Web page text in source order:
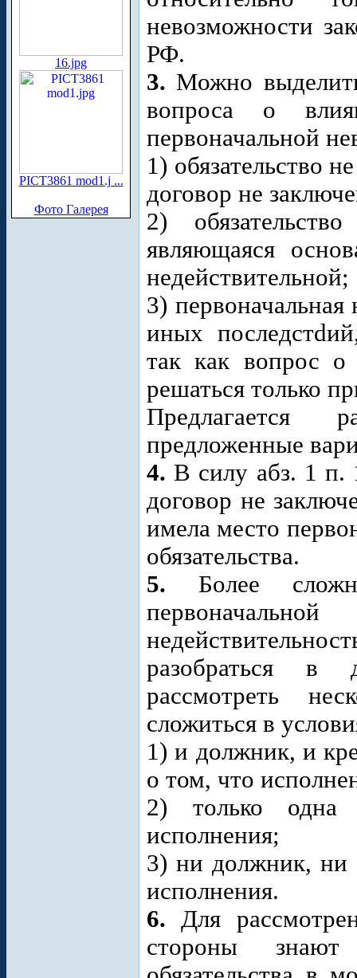
16.jpg
PICT3861 mod1.j ...
Фото Галерея
невозможности
РФ.
3. Можно
вопроса о
первоначальной
1) обязательство
договор не
2)
являющаяся
недействительной;
3)
иных
так как вопрос о
решаться только
Предлагается
предложенные
4. В силу абз. 1 п.
договор не
имела место
обязательства.
5. Более
разобраться в
рассмотреть
сложиться в
1) и должник, и
о том, что
2) только одна
исполнения;
3) ни должник, ни
исполнения.
6. Для
стороны